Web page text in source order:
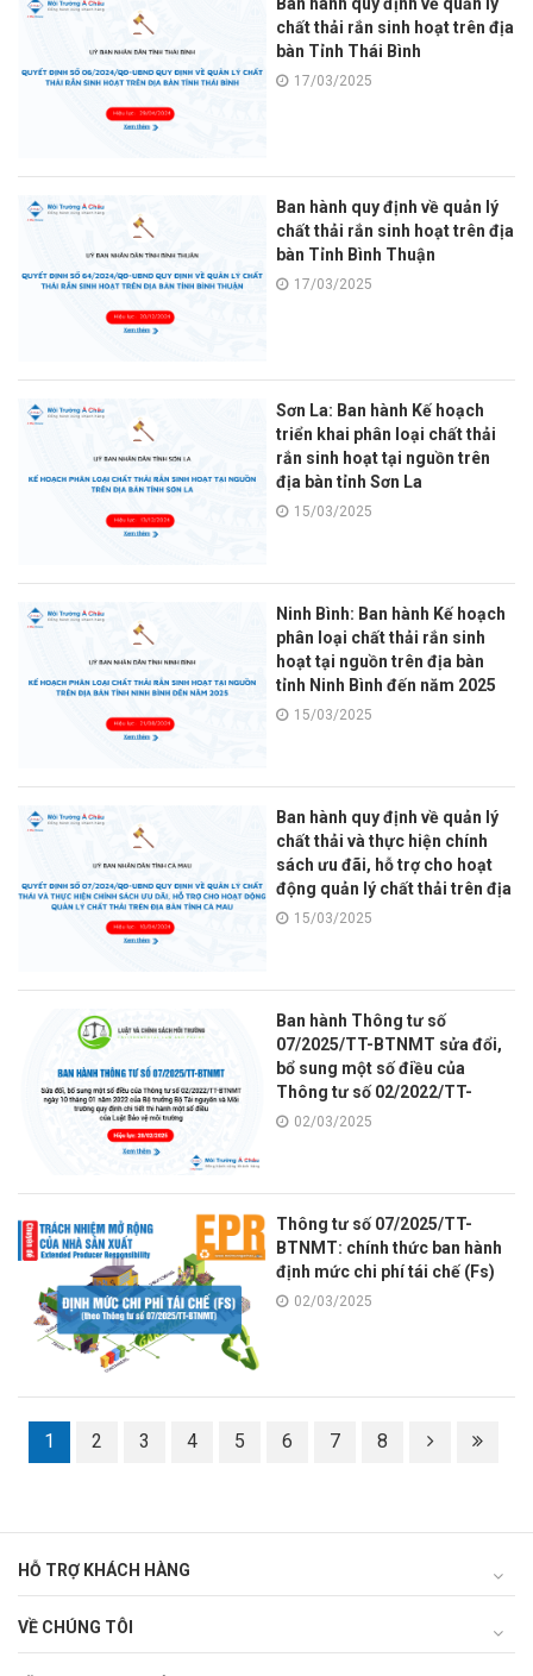
chất thải rắn sinh hoạt trên địa
bàn Tỉnh Thái Bình
17/03/2025
Ban hành quy định về quản lý
chất thải rắn sinh hoạt trên địa
bàn Tỉnh Bình Thuận
17/03/2025
Sơn La: Ban hành Kế hoạch
triển khai phân loại chất thải
rắn sinh hoạt tại nguồn trên
địa bàn tỉnh Sơn La
15/03/2025
Ninh Bình: Ban hành Kế hoạch
phân loại chất thải rắn sinh
hoạt tại nguồn trên địa bàn
tỉnh Ninh Bình đến năm 2025
15/03/2025
Ban hành quy định về quản lý
chất thải và thực hiện chính
sách ưu đãi, hỗ trợ cho hoạt
động quản lý chất thải trên địa
bàn tỉnh Cà Mau
15/03/2025
Ban hành Thông tư số
07/2025/TT-BTNMT sửa đổi,
bổ sung một số điều của
Thông tư số 02/2022/TT-
BTNMT quy định chi tiết thi
02/03/2025
Thông tư số 07/2025/TT-
BTNMT: chính thức ban hành
định mức chi phí tái chế (Fs)
02/03/2025
1 2 3 4 5 6 7 8
HỖ TRỢ KHÁCH HÀNG
VỀ CHÚNG TÔI